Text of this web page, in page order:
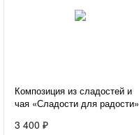
Композиция из сладостей и
чая «Сладости для радости»
3 400 ₽